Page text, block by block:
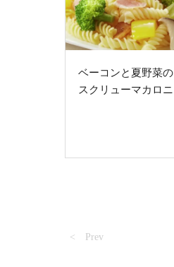
ベーコンと夏野菜の
スクリューマカロニ
< Prev